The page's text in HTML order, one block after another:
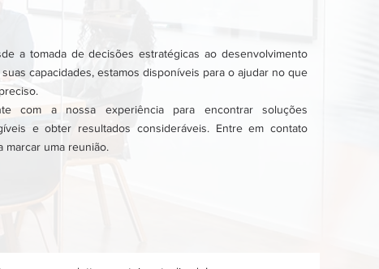
a tomada de decisões estratégicas ao desenvolvimento
suas capacidades, estamos disponíveis para o ajudar no que
com a nossa experiência para encontrar soluções
e obter resultados consideráveis. Entre em contato
marcar uma reunião.